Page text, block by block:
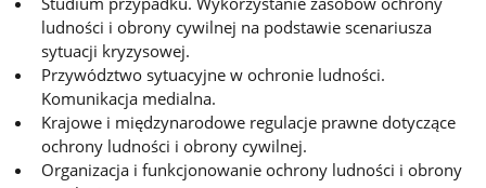
ludności i obrony cywilnej na podstawie scenariusza
sytuacji kryzysowej.
Przywództwo sytuacyjne w ochronie ludności.
Komunikacja medialna.
Krajowe i międzynarodowe regulacje prawne dotyczące
ochrony ludności i obrony cywilnej.
Organizacja i funkcjonowanie ochrony ludności i obrony